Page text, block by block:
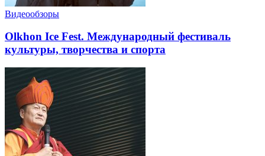
Видеообзоры
Olkhon Ice Fest. Международный фестиваль
культуры, творчества и спорта